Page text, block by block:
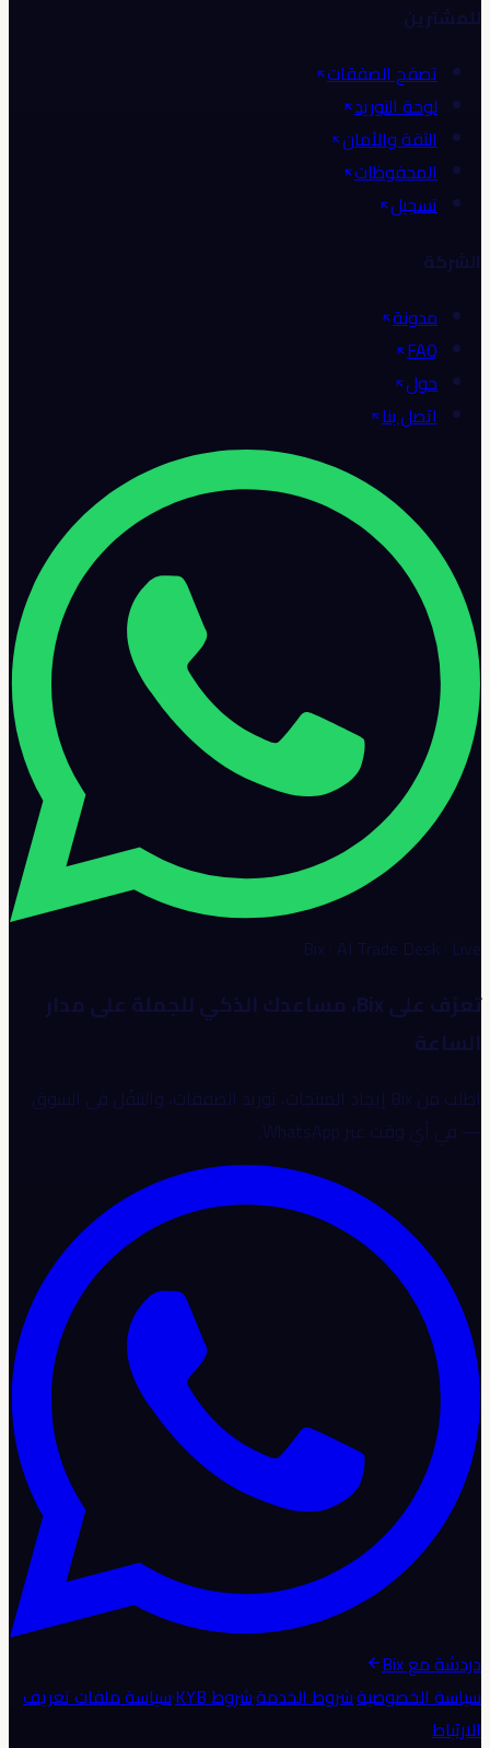
للمشترين
تصفح الصفقات
لوحة التوريد
الثقة والأمان
المحفوظات
تسجيل
الشركة
مدونة
FAQ
حول
اتصل بنا
Bix · AI Trade Desk · Live
تعرّف على Bix، مساعدك الذكي للجملة على مدار
الساعة
اطلب من Bix إيجاد المنتجات، توريد الصفقات، والتنقّل في السوق
— في أي وقت عبر WhatsApp.
دردشة مع Bix
سياسة الخصوصية·شروط الخدمة·شروط KYB ·سياسة ملفات تعريف
الارتباط